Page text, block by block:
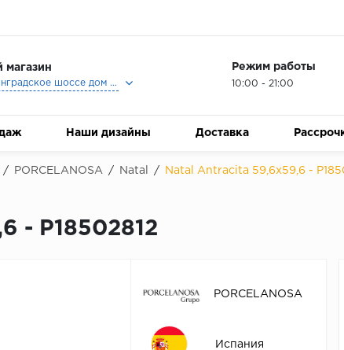
магазин
Москва, Ленинградское шоссе дом 25, Торговый Центр Family Room, 2-ой этаж, Магазин Керамический Бум.
Режим работы
10:00 - 21:00
Наши дизайны Доставка
/ PORCELANOSA / Natal / Natal Antracita 59,6x59,6 -
- P18502812
PORCELANOSA
Испания